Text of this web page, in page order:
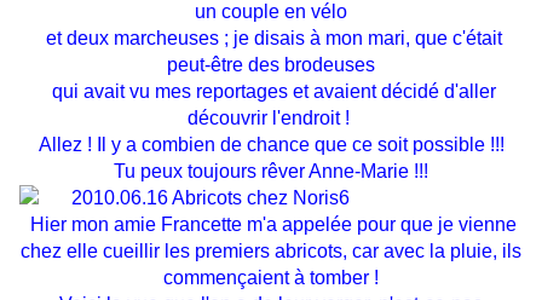
un couple en vélo
et deux marcheuses ; je disais à mon mari, que c'était
peut-être des brodeuses
qui avait vu mes reportages et avaient décidé d'aller
découvrir l'endroit !
Allez ! Il y a combien de chance que ce soit possible !!!
Tu peux toujours rêver Anne-Marie !!!
Hier mon amie Francette m'a appelée pour que je vienne
chez elle cueillir les premiers abricots, car avec la pluie, ils
commençaient à tomber !